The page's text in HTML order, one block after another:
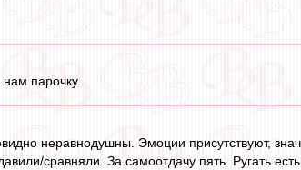
парочку.
неравнодушны. Эмоции присутствуют,
сравняли. За самоотдачу пять. Ругать есть